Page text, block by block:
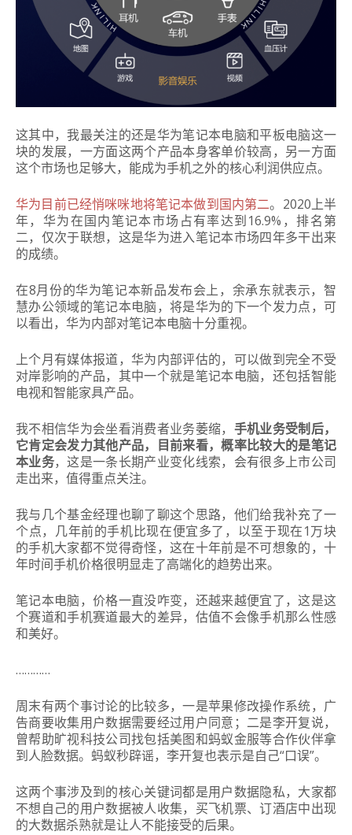
这其中，我最关注的还是华为笔记本电脑和平板电脑这一
块的发展，一方面这两个产品本身客单价较高，另一方面
这个市场也足够大，能成为手机之外的核心利润供应点。
华为目前已经悄咪咪地将笔记本做到国内第二。2020上半
年，华为在国内笔记本市场占有率达到16.9%，排名第
二，仅次于联想，这是华为进入笔记本市场四年多干出来
的成绩。
在8月份的华为笔记本新品发布会上，余承东就表示，智
慧办公领域的笔记本电脑，将是华为的下一个发力点，可
以看出，华为内部对笔记本电脑十分重视。
上个月有媒体报道，华为内部评估的，可以做到完全不受
对岸影响的产品，其中一个就是笔记本电脑，还包括智能
电视和智能家具产品。
我不相信华为会坐看消费者业务萎缩， 手机业务受制后，
它肯定会发力其他产品，目前来看，概率比较大的是笔记
本业务，这是一条长期产业变化线索，会有很多上市公司
走出来，值得重点关注。
我与几个基金经理也聊了聊这个思路，他们给我补充了一
个点，几年前的手机比现在便宜多了，以至于现在1万块
的手机大家都不觉得奇怪，这在十年前是不可想象的，十
年时间手机价格很明显走了高端化的趋势出来。
笔记本电脑，价格一直没咋变，还越来越便宜了，这是这
个赛道和手机赛道最大的差异，估值不会像手机那么性感
和美好。
…………
周末有两个事讨论的比较多，一是苹果修改操作系统，广
告商要收集用户数据需要经过用户同意；二是李开复说，
曾帮助旷视科技公司找包括美图和蚂蚁金服等合作伙伴拿
到人脸数据。蚂蚁秒辟谣，李开复也表示是自己“口误”。
这两个事涉及到的核心关键词都是用户数据隐私，大家都
不想自己的用户数据被人收集，买飞机票、订酒店中出现
的大数据杀熟就是让人不能接受的后果。